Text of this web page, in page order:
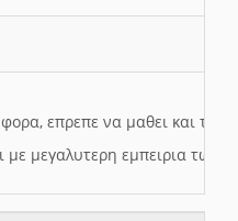
επρεπε να μαθει και το
με μεγαλυτερη εμπειρια